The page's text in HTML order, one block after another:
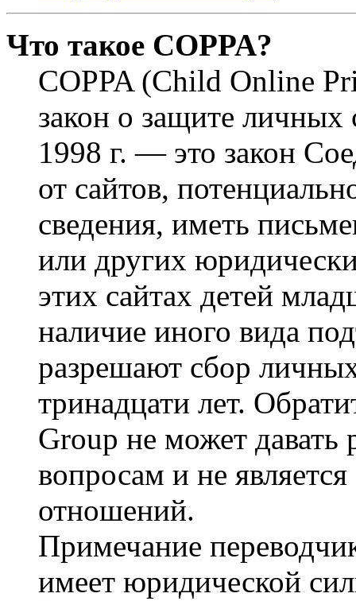
Что такое COPPA?
COPPA (Child Online
закон о защите личных
1998 г. — это закон
от сайтов,
сведения, иметь
или других
этих сайтах детей
наличие иного вида
разрешают сбор
тринадцати лет.
Group не может
вопросам и не
отношений.
Примечание
имеет юридической